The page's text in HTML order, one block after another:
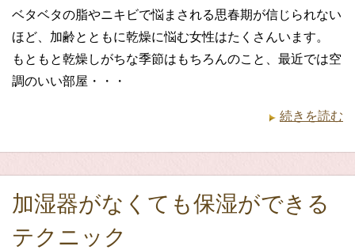
ベタベタの脂やニキビで悩まされる思春期が信じられない
ほど、加齢とともに乾燥に悩む女性はたくさんいます。
もともと乾燥しがちな季節はもちろんのこと、最近では空
調のいい部屋・・・
続きを読む
加湿器がなくても保湿ができる
テクニック